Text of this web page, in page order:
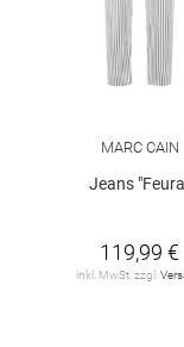
MARC CAIN
Jeans
119,99 €
inkl. MwSt. zzgl.